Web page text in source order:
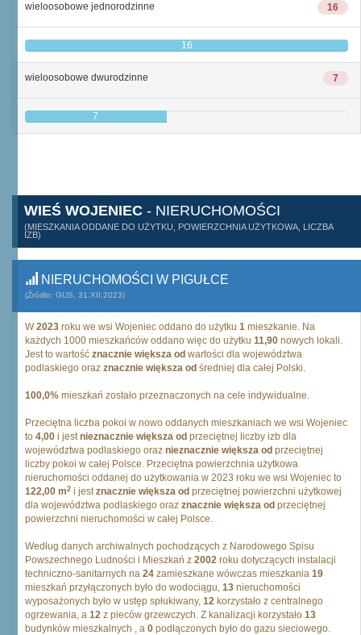
16
wieloosobowe jednorodzinne
16
7
wieloosobowe dwurodzinne
7
WIEŚ WOJENIEC - NIERUCHOMOŚCI
(MIESZKANIA ODDANE DO UŻYTKU, POWIERZCHNIA UŻYTKOWA, LICZBA
IZB)
NIERUCHOMOŚCI W PIGUŁCE
(Źródło: GUS, 31.XII.2023)
W2023 roku we wsi Wojeniec oddano do użytku 1 mieszkanie. Na
każdych 1000 mieszkańców oddano więc do użytku 11,90 nowych lokali.
Jest to wartość znacznie większa od wartości dla województwa
podlaskiego oraz znacznie większa od średniej dla całej Polski.
100,0% mieszkań zostało przeznaczonych na cele indywidualne.
Przeciętna liczba pokoi w nowo oddanych mieszkaniach we wsi Wojeniec
to 4,00 i jestnieznacznie większa od przeciętnej liczby izb dla
województwa podlaskiego oraz nieznacznie większa od przeciętnej
liczby pokoi w całej Polsce. Przeciętna powierzchnia użytkowa
nieruchomości oddanej do użytkowania w 2023 roku we wsi Wojeniec to
122,00 m2 i jestznacznie większa od przeciętnej powierzchni użytkowej
dla województwa podlaskiego oraz znacznie większa od przeciętnej
powierzchni nieruchomości w całej Polsce.
Według danych archiwalnych pochodzących z Narodowego Spisu
Powszechnego Ludności i Mieszkań z 2002 roku dotyczących instalacji
techniczno-sanitarnych na 24 zamieszkane wówczas mieszkania 19
mieszkań przyłączonych było do wodociągu, 13 nieruchomości
wyposażonych było w ustęp spłukiwany, 12 korzystało z centralnego
ogrzewania, a 12 z pieców grzewczych. Z kanalizacji korzystało 13
budynków mieszkalnych , a 0 podłączonych było do gazu sieciowego.